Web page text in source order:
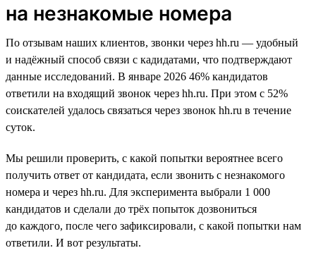
на незнакомые номера
По отзывам наших клиентов, звонки через hh.ru — удобный
и надёжный способ связи с кадидатами, что подтверждают
данные исследований. В январе 2026 46% кандидатов
ответили на входящий звонок через hh.ru. При этом с 52%
соискателей удалось связаться через звонок hh.ru в течение
суток.
Мы решили проверить, с какой попытки вероятнее всего
получить ответ от кандидата, если звонить с незнакомого
номера и через hh.ru. Для эксперимента выбрали 1 000
кандидатов и сделали до трёх попыток дозвониться
до каждого, после чего зафиксировали, с какой попытки нам
ответили. И вот результаты.